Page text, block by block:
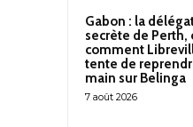
Gabon : la
secrète de Perth,
comment
tente de
main sur Belinga
7 août 2026